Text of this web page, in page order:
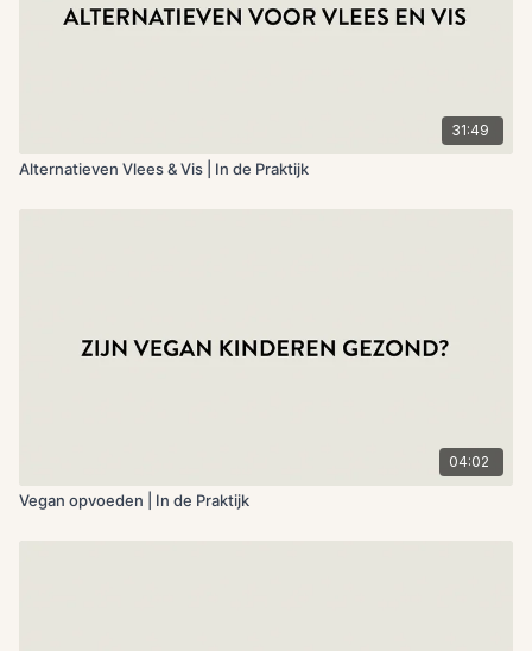
31:49
Alternatieven Vlees & Vis | In de Praktijk
04:02
Vegan opvoeden | In de Praktijk